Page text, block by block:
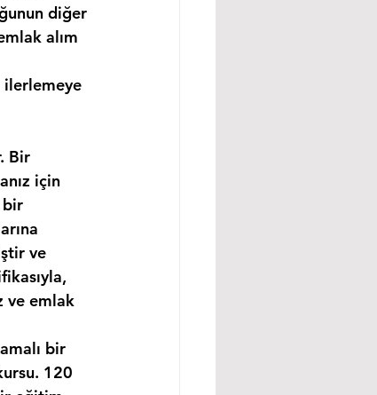
diğer
alım
ilerlemeye
Bir
için
bir
ve
ve emlak
bir
120